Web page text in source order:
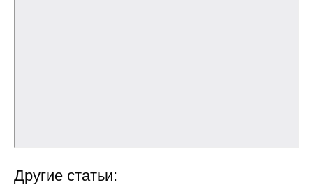
производства
Другие статьи: